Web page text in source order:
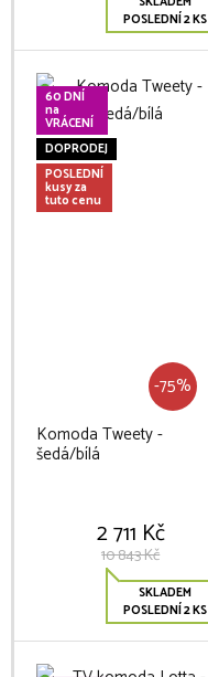
POSLEDNÍ 2 KS
60 DNÍ
na
VRÁCENÍ
DOPRODEJ
POSLEDNÍ
kusy za
tuto cenu
-75%
Komoda Tweety -
šedá/bílá
2 711 Kč
10 843 Kč
SKLADEM
POSLEDNÍ 2 KS